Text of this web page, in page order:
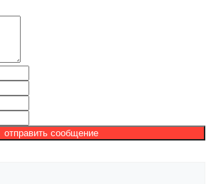
отправить сообщение